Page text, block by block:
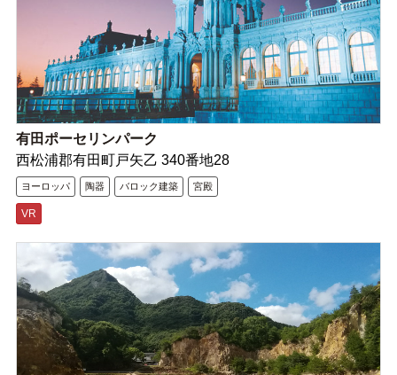
有田ポーセリンパーク
西松浦郡有田町戸矢乙 340番地28
ヨーロッパ 陶器 バロック建築 宮殿
VR